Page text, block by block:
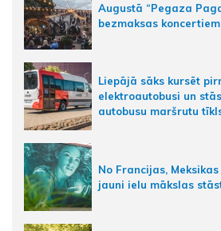
Augustā “Pegaza
bezmaksas
Liepājā sāks kursēt
elektroautobusi un
autobusu maršrutu
No Francijas,
jauni ielu mākslas